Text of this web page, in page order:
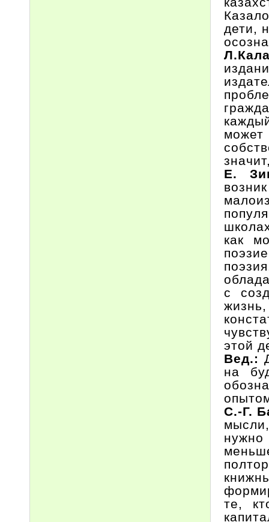
дети,
Е.
как
с
этой
Вед.:
на
С.-Г.
нужно
те,